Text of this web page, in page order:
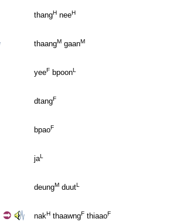
thangH neeH
thaangM gaanM
yeeF bpoonL
dtangF
bpaoF
jaL
deungM duutL
nakH thaawngF thiaaoF